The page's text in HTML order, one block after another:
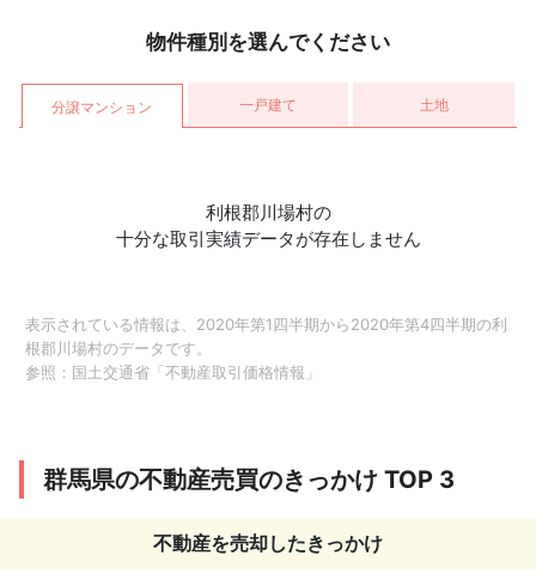
物件種別を選んでください
分譲マンション 一戸建て 土地
利根郡川場村の
十分な取引実績データが存在しません
表示されている情報は、2020年第1四半期から2020年第4四半期の利
根郡川場村のデータです。
参照： 国土交通省「不動産取引価格情報」
群馬県の不動産売買のきっかけ TOP 3
不動産を売却したきっかけ